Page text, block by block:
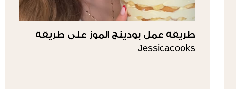
طريقة عمل بودينج الموز على طريقة
Jessicacooks